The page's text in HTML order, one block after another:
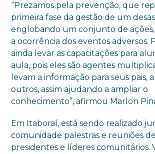
“Prezamos pela prevenção, que
primeira fase da gestão de um
englobando um conjunto de
a ocorrência dos eventos adversos.
ainda levar as capacitações para
aula, pois eles são agentes
levam a informação para seus pais,
outros, assim ajudando a ampliar o
conhecimento”, afirmou Marlon
Em Itaboraí, está sendo realizado
comunidade palestras e reuniões
presidentes e líderes comunitários.